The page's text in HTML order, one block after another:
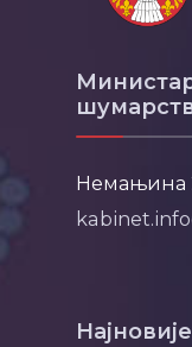
Немањина